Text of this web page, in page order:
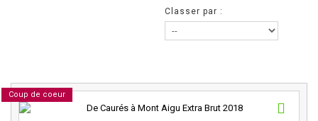
Classer par :
Coup de coeur